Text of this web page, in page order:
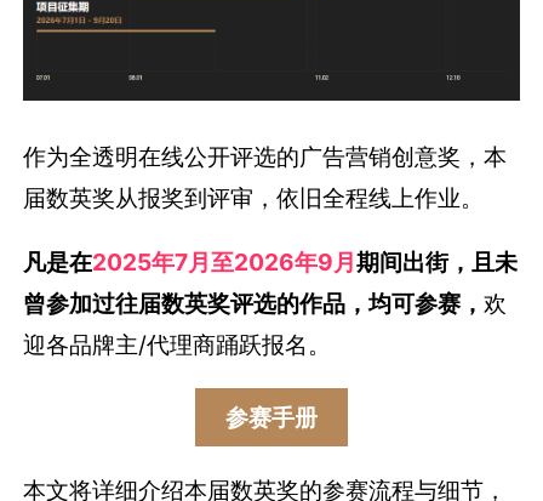
作为全透明在线公开评选的广告营销创意奖，本
届数英奖从报奖到评审，依旧全程线上作业。
凡是在2025年7月至2026年9月期间出街，且未
曾参加过往届数英奖评选的作品，均可参赛，欢
迎各品牌主/代理商踊跃报名。
参赛手册
本文将详细介绍本届数英奖的参赛流程与细节，